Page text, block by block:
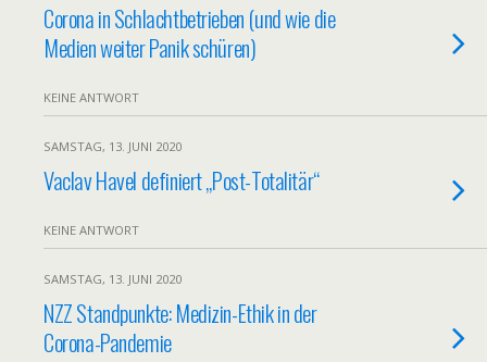
Corona in Schlachtbetrieben (und wie die
Medien weiter Panik schüren)
KEINE ANTWORT
SAMSTAG, 13. JUNI 2020
Vaclav Havel definiert „Post-Totalitär“
KEINE ANTWORT
SAMSTAG, 13. JUNI 2020
NZZ Standpunkte: Medizin-Ethik in der
Corona-Pandemie